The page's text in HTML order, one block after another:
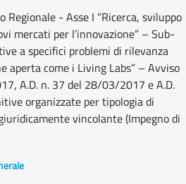
Regionale - Asse I “Ricerca, sviluppo
mercati per l’innovazione” – Sub-
a specifici problemi di rilevanza
aperta come i Living Labs” – Avviso
A.D. n. 37 del 28/03/2017 e A.D.
organizzate per tipologia di
vincolante (Impegno di